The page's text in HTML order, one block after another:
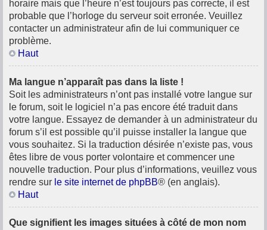
horaire mais que l’heure n’est toujours pas correcte, il est
probable que l’horloge du serveur soit erronée. Veuillez
contacter un administrateur afin de lui communiquer ce
problème.
Haut
Ma langue n’apparaît pas dans la liste !
Soit les administrateurs n’ont pas installé votre langue sur
le forum, soit le logiciel n’a pas encore été traduit dans
votre langue. Essayez de demander à un administrateur du
forum s’il est possible qu’il puisse installer la langue que
vous souhaitez. Si la traduction désirée n’existe pas, vous
êtes libre de vous porter volontaire et commencer une
nouvelle traduction. Pour plus d’informations, veuillez vous
rendre sur le site internet de phpBB® (en anglais).
Haut
Que signifient les images situées à côté de mon nom